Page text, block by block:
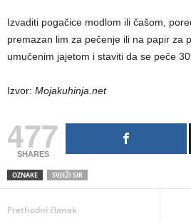
Izvaditi pogačice modlom ili čašom,
premazan lim za pečenje ili na papir za
umučenim jajetom i staviti da se peče
Izvor: Mojakuhinja.net
477
SHARES
OZNAKE SVJEŽI SIR
Prethodni članak